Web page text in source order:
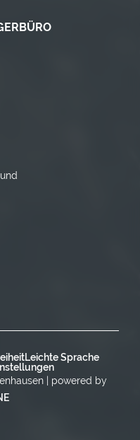
Uhr
Leichte Sprache
| powered by